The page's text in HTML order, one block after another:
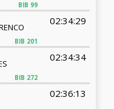
BIB 99
BIB 201
02:34:29
BIB 272
02:34:34
02:36:13